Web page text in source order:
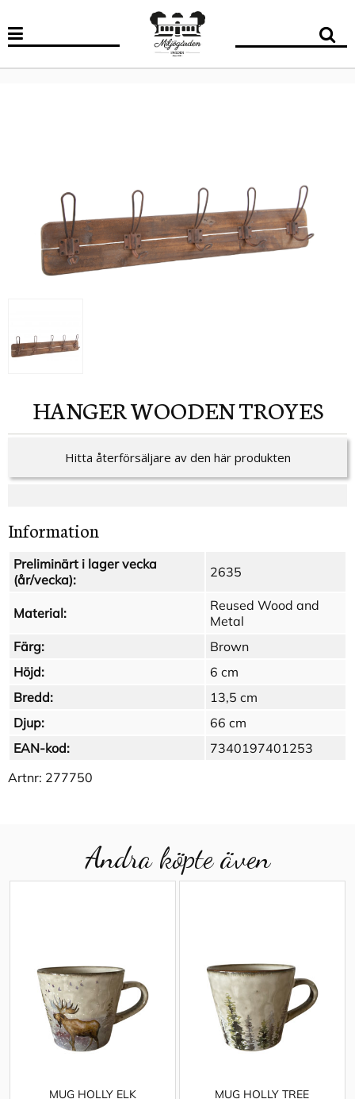
HANGER WOODEN TROYES
Hitta återförsäljare av den här produkten
Information
Preliminärt i lager vecka
(år/vecka):
2635
Material:
Reused Wood and
Metal
Färg:
Brown
Höjd:
6 cm
Bredd:
13,5 cm
Djup:
66 cm
EAN-kod:
7340197401253
Artnr: 277750
Andra köpte även
MUG HOLLY ELK MUG HOLLY TREE